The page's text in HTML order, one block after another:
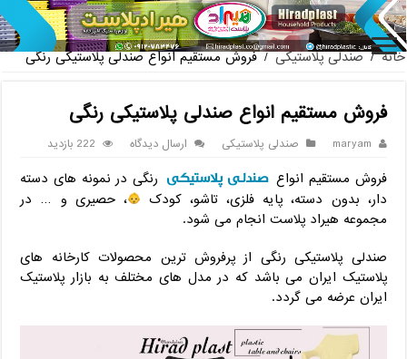
پخش عمده صندلی پلاستیکی دسته دار 889 ناصر + قیمت روز
خانه / صندلی پلاستیکی / فروش مستقیم انواع صندلی پلاستیکی رنگی
فروش مستقیم انواع صندلی پلاستیکی رنگی
maryam صندلی پلاستیکی ارسال دیدگاه 222 بازدید
فروش مستقیم انواع صندلی پلاستیکی رنگی در نمونه های دسته
دار، بدون دسته، پایه فلزی، تاشو، کودک
، حصیری و … در
مجموعه هیراد پلاست انجام می شود.
صندلی پلاستیکی رنگی از پرفروش ترین محصولات کارخانه های
پلاستیک ایران می باشد که در مدل های مختلف به بازار پلاستیک
ایران عرضه می گردد.